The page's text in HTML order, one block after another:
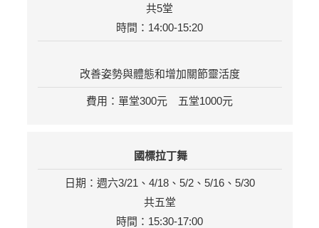
共5堂
時間：14:00-15:20
改善姿勢與體態和增加關節靈活度
費用：單堂300元 五堂1000元
國標拉丁舞
日期：週六3/21、4/18、5/2、5/16、5/30
共五堂
時間：15:30-17:00